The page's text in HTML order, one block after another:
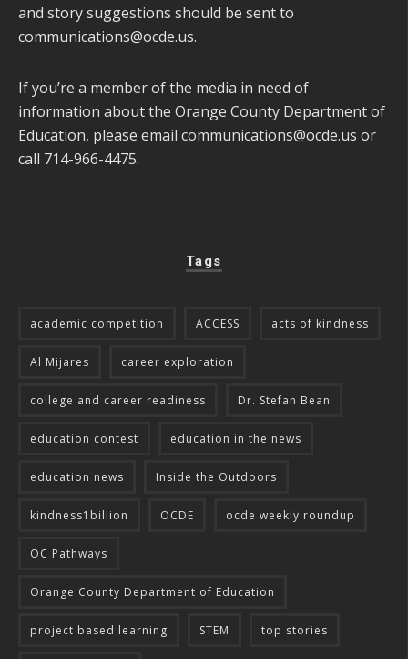
and story suggestions should be sent to
communications@ocde.us.
If you’re a member of the media in need of
information about the Orange County Department of
Education, please email communications@ocde.us or
call 714-966-4475.
Tags
academic competition ACCESS acts of kindness
Al Mijares career exploration
college and career readiness Dr. Stefan Bean
education contest education in the news
education news Inside the Outdoors
kindness1billion OCDE ocde weekly roundup
OC Pathways
Orange County Department of Education
project based learning STEM top stories